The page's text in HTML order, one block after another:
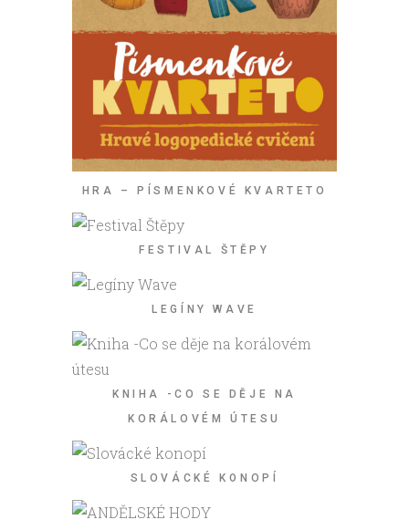
HRA – PÍSMENKOVÉ KVARTETO
FESTIVAL ŠTĚPY
LEGÍNY WAVE
KNIHA -CO SE DĚJE NA
KORÁLOVÉM ÚTESU
SLOVÁCKÉ KONOPÍ